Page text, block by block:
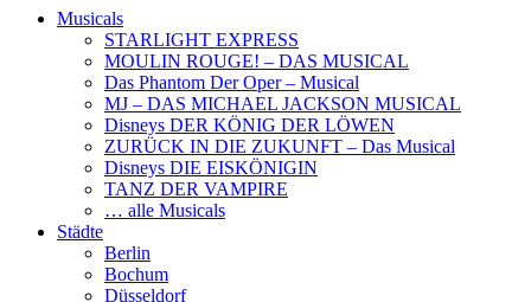
Musicals
STARLIGHT EXPRESS
MOULIN ROUGE! – DAS MUSICAL
Das Phantom Der Oper – Musical
MJ – DAS MICHAEL JACKSON MUSICAL
Disneys DER KÖNIG DER LÖWEN
ZURÜCK IN DIE ZUKUNFT – Das Musical
Disneys DIE EISKÖNIGIN
TANZ DER VAMPIRE
… alle Musicals
Städte
Berlin
Bochum
Düsseldorf